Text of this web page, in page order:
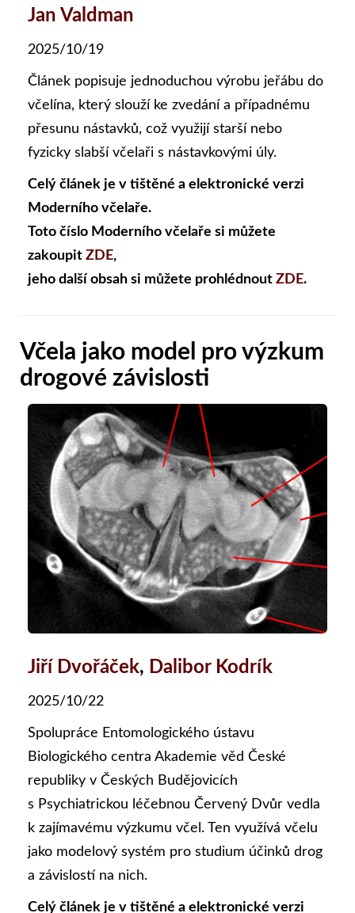
Jan Valdman
2025/10/19
Článek popisuje jednoduchou výrobu jeřábu do
včelína, který slouží ke zvedání a případnému
přesunu nástavků, což využijí starší nebo
fyzicky slabší včelaři s nástavkovými úly.
Celý článek je v tištěné a elektronické verzi
Moderního včelaře.
Toto číslo Moderního včelaře si můžete
zakoupit ZDE,
jeho další obsah si můžete prohlédnout ZDE.
Včela jako model pro výzkum
drogové závislosti
Jiří Dvořáček, Dalibor Kodrík
2025/10/22
Spolupráce Entomologického ústavu
Biologického centra Akademie věd České
republiky v Českých Budějovicích
s Psychiatrickou léčebnou Červený Dvůr vedla
k zajímavému výzkumu včel. Ten využívá včelu
jako modelový systém pro studium účinků drog
a závislostí na nich.
Celý článek je v tištěné a elektronické verzi